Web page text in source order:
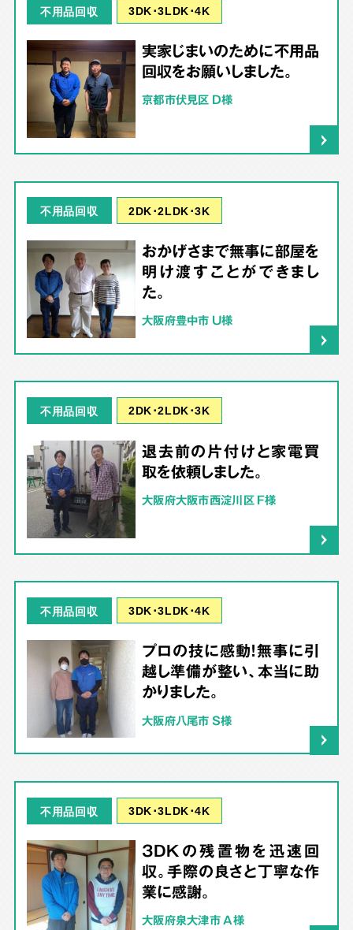
不用品回収 3DK･3LDK･4K
実家じまいのために不用品
回収をお願いしました。
京都市伏見区 D様
不用品回収 2DK･2LDK･3K
おかげさまで無事に部屋を
明け渡すことができまし
た。
大阪府豊中市 U様
不用品回収 2DK･2LDK･3K
退去前の片付けと家電買
取を依頼しました。
大阪府大阪市西淀川区 F様
不用品回収 3DK･3LDK･4K
プロの技に感動！無事に引
越し準備が整い、本当に助
かりました。
大阪府八尾市 S様
不用品回収 3DK･3LDK･4K
3DKの残置物を迅速回
収。手際の良さと丁寧な作
業に感謝。
大阪府泉大津市 A様